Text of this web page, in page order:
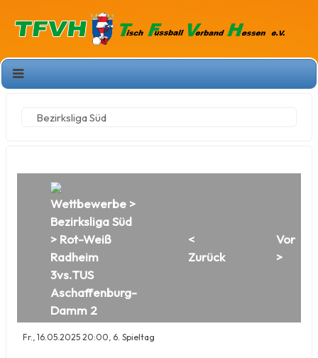
Bezirksliga Süd
Wettbewerbe >
Bezirksliga Süd
> Rot-Weiß
Radheim
3vs.TUS
Aschaffenburg-
Damm 2
<
Zurück
Vor
>
Fr., 16.05.2025 20:00, 6. Spieltag